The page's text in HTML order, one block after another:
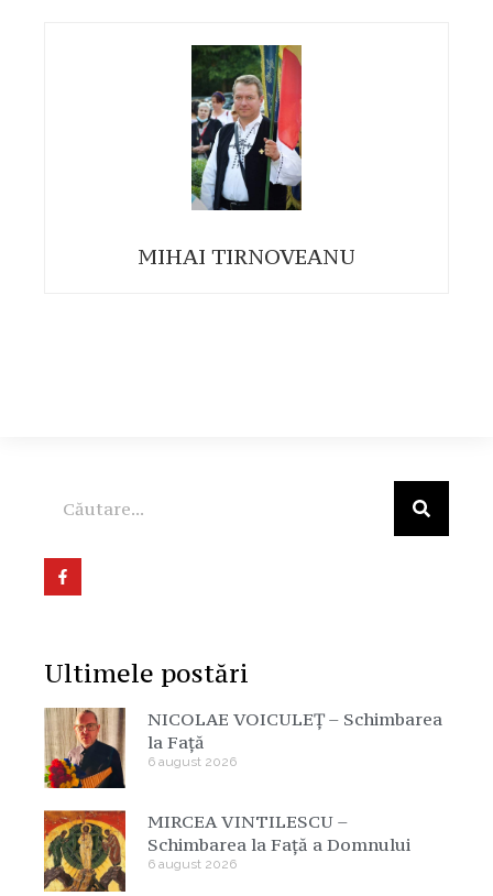
MIHAI TIRNOVEANU
Ultimele postări
NICOLAE VOICULEȚ – Schimbarea
la Față
6 august 2026
MIRCEA VINTILESCU –
Schimbarea la Față a Domnului
6 august 2026